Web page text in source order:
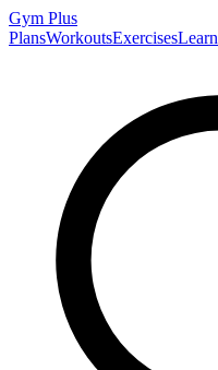
Gym Plus
PlansWorkoutsExercisesLearn